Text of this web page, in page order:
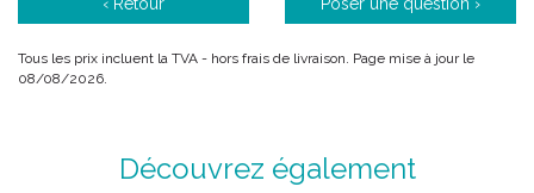
Tous les prix incluent la TVA - hors frais de livraison. Page mise à jour le
08/08/2026.
Découvrez également